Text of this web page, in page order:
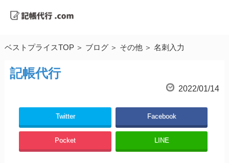
ベストプライスTOP ブログ その他 名刺入力
記帳代行
2022/01/14
Twitter Facebook
Pocket LINE